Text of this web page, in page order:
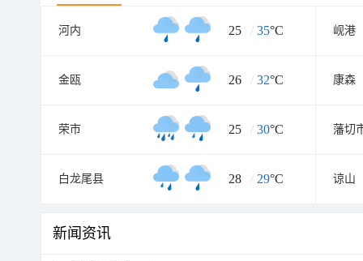
河内 25 / 35°C 岘港
金瓯 26 / 32°C 康森
荣市 25 / 30°C 藩切
白龙尾县 28 / 29°C 谅山
新闻资讯